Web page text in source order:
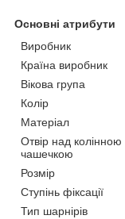
Основні атрибути
Виробник
Країна виробник
Вікова група
Колір
Матеріал
Отвір над колінною
чашечкою
Розмір
Ступінь фіксації
Тип шарнірів